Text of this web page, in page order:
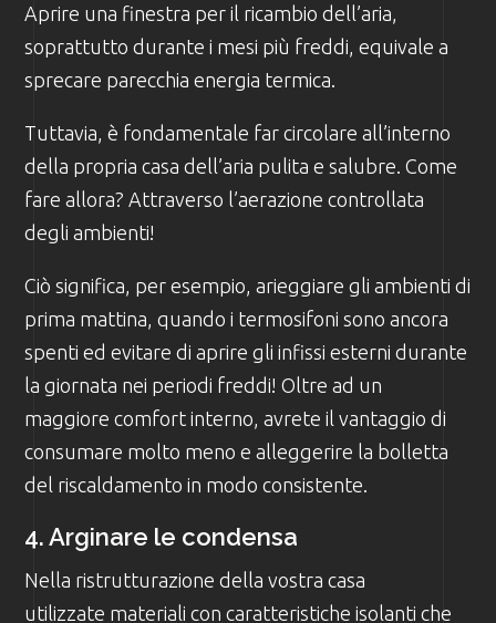
Aprire una finestra per il ricambio dell’aria,
soprattutto durante i mesi più freddi, equivale a
sprecare parecchia energia termica.
Tuttavia, è fondamentale far circolare all’interno
della propria casa dell’aria pulita e salubre. Come
fare allora? Attraverso l’aerazione controllata
degli ambienti!
Ciò significa, per esempio, arieggiare gli ambienti di
prima mattina, quando i termosifoni sono ancora
spenti ed evitare di aprire gli infissi esterni durante
la giornata nei periodi freddi! Oltre ad un
maggiore comfort interno, avrete il vantaggio di
consumare molto meno e alleggerire la bolletta
del riscaldamento in modo consistente.
4. Arginare le condensa
Nella ristrutturazione della vostra casa
utilizzate materiali con caratteristiche isolanti che